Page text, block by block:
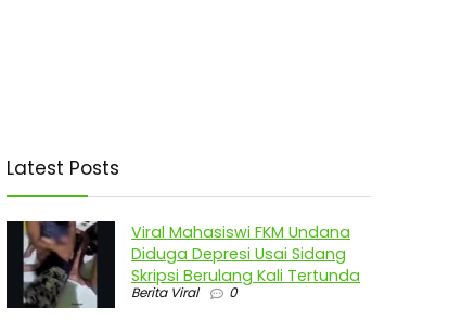
Latest Posts
Viral Mahasiswi FKM Undana
Diduga Depresi Usai Sidang
Skripsi Berulang Kali Tertunda
Berita Viral 0